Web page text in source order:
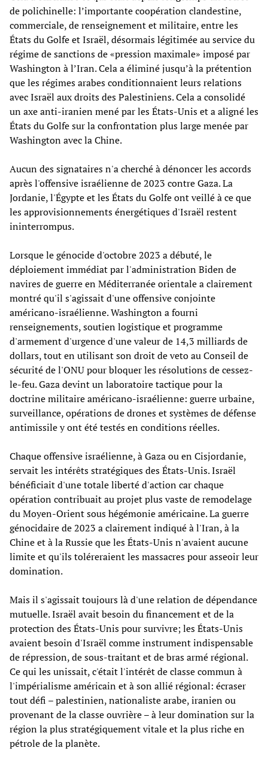
de polichinelle: l’importante coopération clandestine,
commerciale, de renseignement et militaire, entre les
États du Golfe et Israël, désormais légitimée au service du
régime de sanctions de «pression maximale» imposé par
Washington à l’Iran. Cela a éliminé jusqu’à la prétention
que les régimes arabes conditionnaient leurs relations
avec Israël aux droits des Palestiniens. Cela a consolidé
un axe anti-iranien mené par les États-Unis et a aligné les
États du Golfe sur la confrontation plus large menée par
Washington avec la Chine.
Aucun des signataires n'a cherché à dénoncer les accords
après l'offensive israélienne de 2023 contre Gaza. La
Jordanie, l'Égypte et les États du Golfe ont veillé à ce que
les approvisionnements énergétiques d'Israël restent
ininterrompus.
Lorsque le génocide d'octobre 2023 a débuté, le
déploiement immédiat par l'administration Biden de
navires de guerre en Méditerranée orientale a clairement
montré qu'il s'agissait d'une offensive conjointe
américano-israélienne. Washington a fourni
renseignements, soutien logistique et programme
d'armement d'urgence d'une valeur de 14,3 milliards de
dollars, tout en utilisant son droit de veto au Conseil de
sécurité de l'ONU pour bloquer les résolutions de cessez-
le-feu. Gaza devint un laboratoire tactique pour la
doctrine militaire américano-israélienne: guerre urbaine,
surveillance, opérations de drones et systèmes de défense
antimissile y ont été testés en conditions réelles.
Chaque offensive israélienne, à Gaza ou en Cisjordanie,
servait les intérêts stratégiques des États-Unis. Israël
bénéficiait d'une totale liberté d'action car chaque
opération contribuait au projet plus vaste de remodelage
du Moyen-Orient sous hégémonie américaine. La guerre
génocidaire de 2023 a clairement indiqué à l'Iran, à la
Chine et à la Russie que les États-Unis n'avaient aucune
limite et qu'ils toléreraient les massacres pour asseoir leur
domination.
Mais il s'agissait toujours là d'une relation de dépendance
mutuelle. Israël avait besoin du financement et de la
protection des États-Unis pour survivre; les États-Unis
avaient besoin d'Israël comme instrument indispensable
de répression, de sous-traitant et de bras armé régional.
Ce qui les unissait, c'était l'intérêt de classe commun à
l'impérialisme américain et à son allié régional: écraser
tout défi – palestinien, nationaliste arabe, iranien ou
provenant de la classe ouvrière – à leur domination sur la
région la plus stratégiquement vitale et la plus riche en
pétrole de la planète.